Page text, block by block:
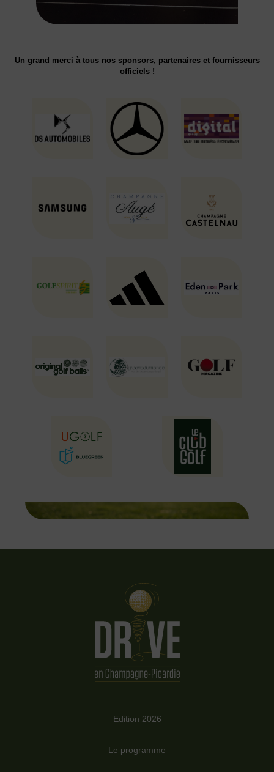
Un grand merci à tous nos sponsors, partenaires et fournisseurs
officiels !
Edition 2026
Le programme